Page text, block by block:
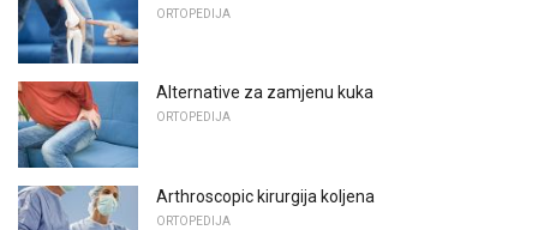
ORTOPEDIJA
Alternative za zamjenu kuka
ORTOPEDIJA
Arthroscopic kirurgija koljena
ORTOPEDIJA